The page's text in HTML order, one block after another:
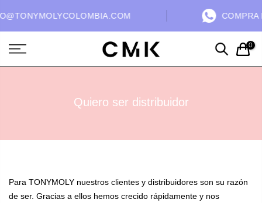
0
Quiero ser distribuidor
Para TONYMOLY nuestros clientes y distribuidores son su razón
de ser. Gracias a ellos hemos crecido rápidamente y nos